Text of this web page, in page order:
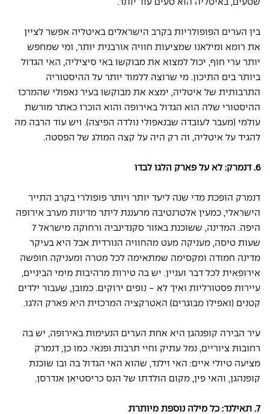
שטעים, באיטליה הוא טעים עוד יותר.
בין הערים הפופולריות בקרב הישראלים באיטליה אפשר לציין
את רומא ומילאנו שמציעות חוויה אורבנית יותר, ומי שמחפש
יותר ערי חוף, יכול למצוא את מבוקשו באי סיציליה, האי הגדול
ביותר בים התיכון. מי שרוצה ללמוד יותר על ההיסטוריה
התרבותית של איטליה, ימצא את מבוקשו בעיר נאפולי שהמרכז
ההיסטורי שלה הוא הגדול באירופה והוא הוכרז כאתר מורשת
עולמי (מעבר לעובדה שבנאפולי נולדה הפיצה). ויש עוד הרבה מה
להגיד על איטליה, זה רק היה על קצה המזלג של הפסטה.
6. דנמרק: לא על פארק הלגו לבדו
דנמרק הופכת מדי שנה ליעד יותר ויותר פופולרי בקרב התייר
הישראלי, כמעין אלטרנטיבה מרעננת ליתר מדינות מערב אירופה
שעות טיסה, מעניקה מעט מהחוויה הנורדית אבל היא בעיקר
מדינה חמודה ומקסימה שמתאימה לכל מטרה ומעניקה חופשה
אירופאית לכל דבר ועניין. יש בה טירות מרהיבות מימי הביניים,
עיירות פסטורליות ואיך לא - נופים ירוקים. כמובן, שעבור ילדים
קטנים (ואפילו מבוגרים) האטרקציה המרכזית היא פארק הלגו.
עיר הבירה קופנהגן היא אחת הערים הנעימות באירופה, יש בה
רחובות ציוריים, נמל עתיק וחיי תרבות ופנאי. כמו כן, דנמרק
מציעה טיולי איים: האי זילנד, שהוא האי הגדול בה ובו שוכנת
קופנהגן, והאי פין, מקום הולדתו של הנס כריסטיאן אנדרסן.
7. תאילנד: כל מילה נוספת מיותרת